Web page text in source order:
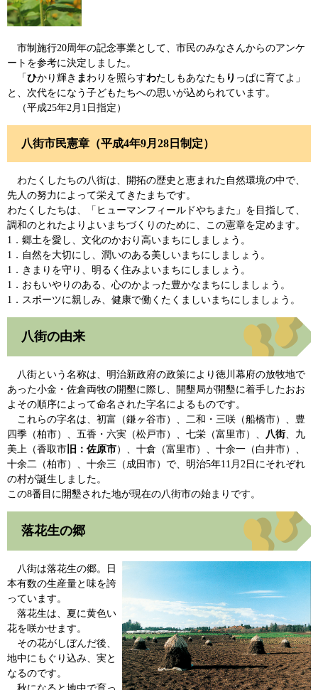
市制施行20周年の記念事業として、市民のみなさんからのアンケ
ートを参考に決定しました。
「 ひかり輝き ま わりを照らすわたしもあなたも り っぱに育てよ」
と、次代をになう子どもたちへの思いが込められています。
（平成25年2月1日指定）
八街市民憲章（平成4年9月28日制定）
わたくしたちの八街は、開拓の歴史と恵まれた自然環境の中で、
先人の努力によって栄えてきたまちです。
わたくしたちは、「ヒューマンフィールドやちまた」を目指して、
調和のとれたよりよいまちづくりのために、この憲章を定めます。
1．郷土を愛し、文化のかおり高いまちにしましょう。
1．自然を大切にし、潤いのある美しいまちにしましょう。
1．きまりを守り、明るく住みよいまちにしましょう。
1．おもいやりのある、心のかよった豊かなまちにしましょう。
1．スポーツに親しみ、健康で働くたくましいまちにしましょう。
八街の由来
八街という名称は、明治新政府の政策により徳川幕府の放牧地で
あった小金・佐倉両牧の開墾に際し、開墾局が開墾に着手したおお
よその順序によって命名された字名によるものです。
これらの字名は、初富（鎌ヶ谷市）、二和・三咲（船橋市）、豊
四季（柏市）、五香・六実（松戸市）、七栄（富里市）、
八街、九
美上（香取市 旧：佐原市）、十倉（富里市）、十余一（白井市）、
十余二（柏市）、十余三（成田市）で、明治5年11月2日にそれぞれ
の村が誕生しました。
この8番目に開墾された地が現在の八街市の始まりです。
落花生の郷
八街は落花生の郷。日
本有数の生産量と味を誇
っています。
落花生は、夏に黄色い
花を咲かせます。
その花がしぼんだ後、
地中にもぐり込み、実と
なるのです。